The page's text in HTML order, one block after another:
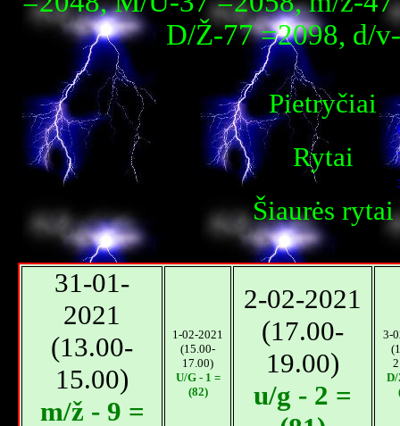
D/Ž-77 =2098, d/
Pietryčiai
Rytai
Šiaurės rytai
31-01-
2021
(13.00-
15.00)
m/ž - 9 =
1-02-2021
(15.00-
17.00)
U/G - 1 =
(82)
2-02-2021
(17.00-
19.00)
u/g - 2 =
3-
D/